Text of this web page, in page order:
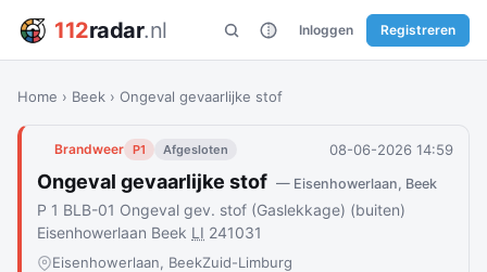
112radar.nl Inloggen Registreren
Home › Beek › Ongeval gevaarlijke stof
Brandweer P1 Afgesloten 08-06-2026 14:59
Ongeval gevaarlijke stof — Eisenhowerlaan, Beek
P 1 BLB-01 Ongeval gev. stof (Gaslekkage) (buiten)
Eisenhowerlaan Beek LI 241031
Eisenhowerlaan, BeekZuid-Limburg